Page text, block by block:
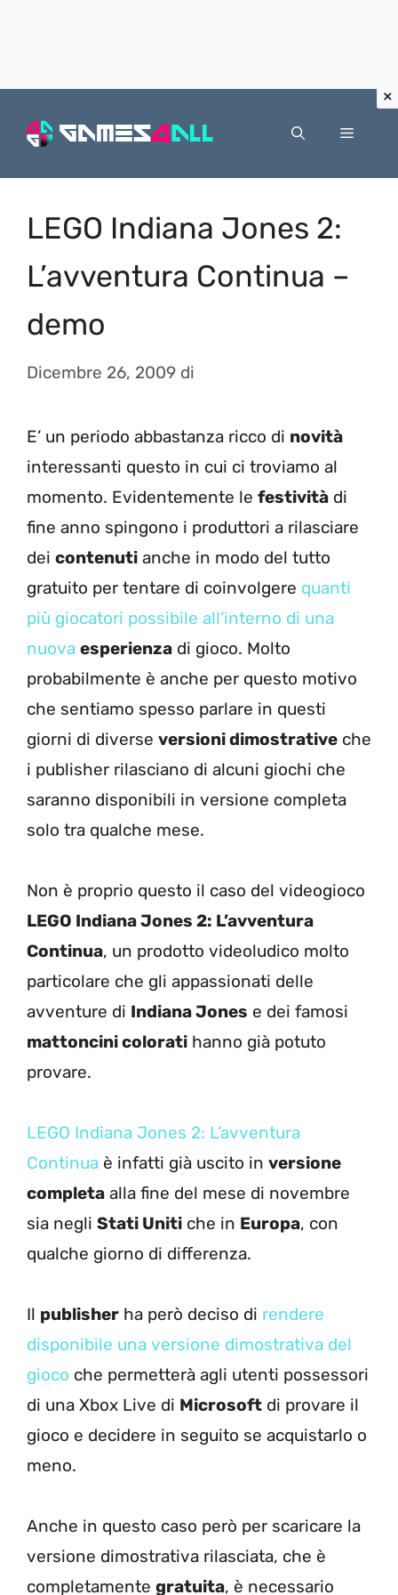
Menu
LEGO Indiana Jones 2:
L’avventura Continua –
demo
Dicembre 26, 2009 di
E’ un periodo abbastanza ricco di novità
interessanti questo in cui ci troviamo al
momento. Evidentemente le festività di
fine anno spingono i produttori a rilasciare
dei contenuti anche in modo del tutto
gratuito per tentare di coinvolgere quanti
più giocatori possibile all’interno di una
nuova esperienza di gioco. Molto
probabilmente è anche per questo motivo
che sentiamo spesso parlare in questi
giorni di diverse versioni dimostrative che
i publisher rilasciano di alcuni giochi che
saranno disponibili in versione completa
solo tra qualche mese.
Non è proprio questo il caso del videogioco
LEGO Indiana Jones 2: L’avventura
Continua, un prodotto videoludico molto
particolare che gli appassionati delle
avventure di Indiana Jones e dei famosi
mattoncini colorati hanno già potuto
provare.
LEGO Indiana Jones 2: L’avventura
Continua è infatti già uscito in versione
completa alla fine del mese di novembre
sia negli Stati Uniti che in Europa, con
qualche giorno di differenza.
Il publisher ha però deciso di rendere
disponibile una versione dimostrativa del
gioco che permetterà agli utenti possessori
di una Xbox Live di Microsoft di provare il
gioco e decidere in seguito se acquistarlo o
meno.
Anche in questo caso però per scaricare la
versione dimostrativa rilasciata, che è
completamente gratuita, è necessario